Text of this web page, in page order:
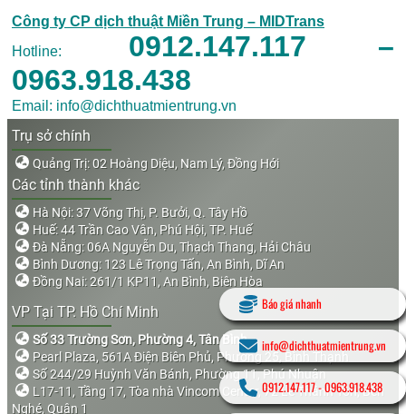
Công ty CP dịch thuật Miền Trung – MIDTrans
Hotline: 0912.147.117 –
0963.918.438
Email: info@dichthuatmientrung.vn
Trụ sở chính
Quảng Trị: 02 Hoàng Diệu, Nam Lý, Đồng Hới
Các tỉnh thành khác
Hà Nội: 37 Võng Thị, P. Bưởi, Q. Tây Hồ
Huế: 44 Trần Cao Vân, Phú Hội, TP. Huế
Đà Nẵng: 06A Nguyễn Du, Thạch Thang, Hải Châu
Bình Dương: 123 Lê Trọng Tấn, An Bình, Dĩ An
Đồng Nai: 261/1 KP11, An Bình, Biên Hòa
VP Tại TP. Hồ Chí Minh
Số 33 Trường Sơn, Phường 4, Tân Bình
Pearl Plaza, 561A Điện Biên Phủ, Phường 25, Bình Thạnh
Số 244/29 Huỳnh Văn Bánh, Phường 11, Phú Nhuận
L17-11, Tầng 17, Tòa nhà Vincom Center, 72 Lê Thánh Tôn, Bến
Nghé, Quận 1
Báo giá nhanh
info@dichthuatmientrung.vn
0912.147.117-0963.918.438